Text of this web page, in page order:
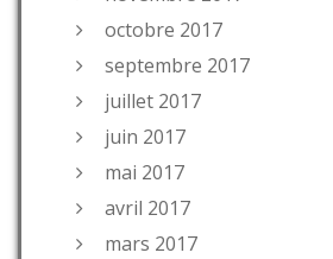
octobre 2017
septembre 2017
juillet 2017
juin 2017
mai 2017
avril 2017
mars 2017